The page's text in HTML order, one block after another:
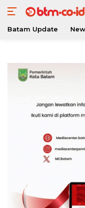
konten
Batam Update